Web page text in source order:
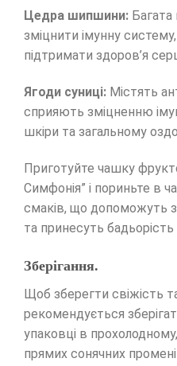
Цедра шипшини: Багата
зміцнити імунну
підтримати здоров’я
Ягоди суниці: Містять
сприяють зміцненню
шкіри та загальному
Приготуйте чашку
Симфонія” і пориньте в
смаків, що допоможуть
та принесуть бадьорість
Зберігання.
Щоб зберегти свіжість
рекомендується
упаковці в
прямих сонячних